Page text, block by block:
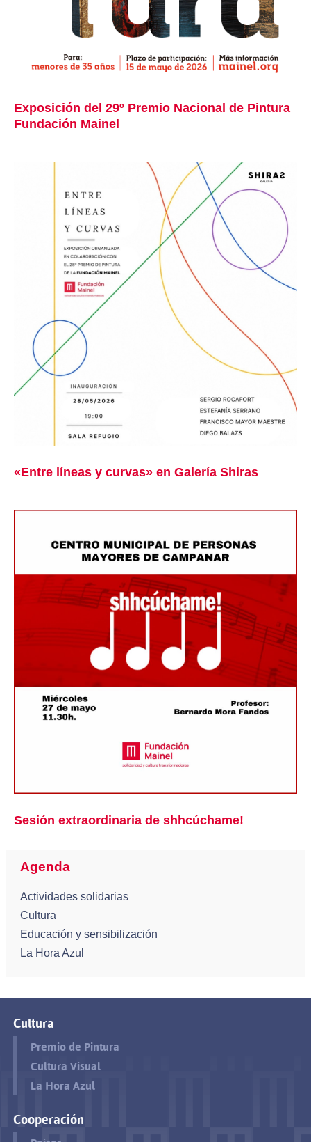
Exposición del 29º Premio Nacional de Pintura
Fundación Mainel
«Entre líneas y curvas» en Galería Shiras
Sesión extraordinaria de shhcúchame!
Agenda
Actividades solidarias
Cultura
Educación y sensibilización
La Hora Azul
Cultura
Premio de Pintura
Cultura Visual
La Hora Azul
Cooperación